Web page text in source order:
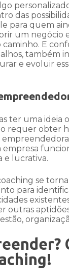
das
para quem
um negócio
E
também
e evoluir
ter uma ideia
requer obter
empresa
e lucrativa.
se torna
para
outras